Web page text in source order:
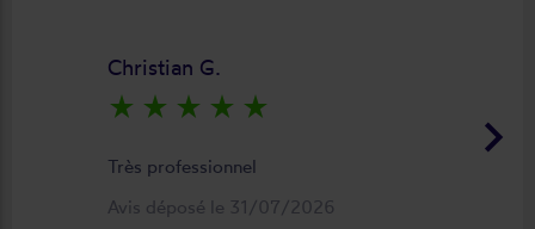
keyboard_arrow_right
Christian G.
star_rate star_rate star_rate star_rate star_rate
Très professionnel
Avis déposé le 31/07/2026